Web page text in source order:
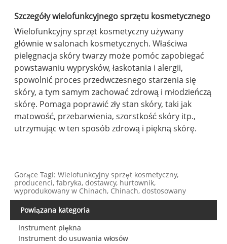
Szczegóły wielofunkcyjnego sprzętu kosmetycznego
Wielofunkcyjny sprzęt kosmetyczny używany
głównie w salonach kosmetycznych. Właściwa
pielęgnacja skóry twarzy może pomóc zapobiegać
powstawaniu wyprysków, łaskotania i alergii,
spowolnić proces przedwczesnego starzenia się
skóry, a tym samym zachować zdrową i młodzieńczą
skórę. Pomaga poprawić zły stan skóry, taki jak
matowość, przebarwienia, szorstkość skóry itp.,
utrzymując w ten sposób zdrową i piękną skórę.
Gorące Tagi: Wielofunkcyjny sprzęt kosmetyczny,
producenci, fabryka, dostawcy, hurtownik,
wyprodukowany w Chinach, Chinach, dostosowany
Powiązana kategoria
Instrument piękna
Instrument do usuwania włosów